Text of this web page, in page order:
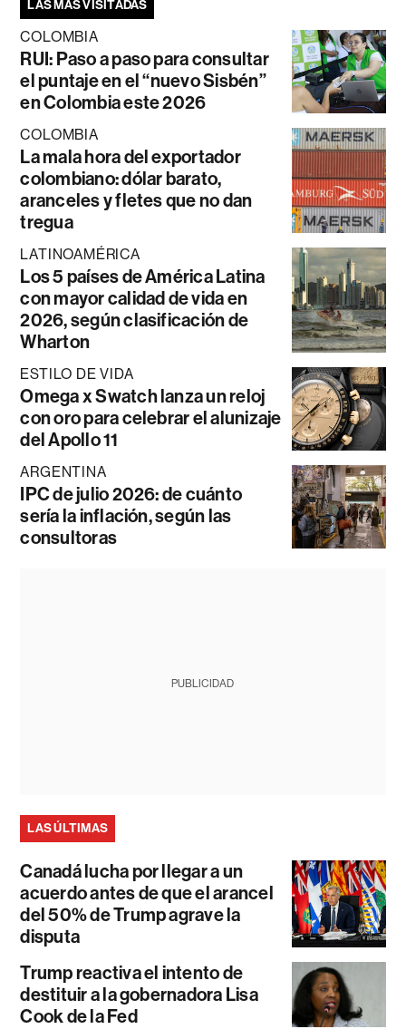
LAS MÁS VISITADAS
COLOMBIA
RUI: Paso a paso para consultar
el puntaje en el “nuevo Sisbén”
en Colombia este 2026
COLOMBIA
La mala hora del exportador
colombiano: dólar barato,
aranceles y fletes que no dan
tregua
LATINOAMÉRICA
Los 5 países de América Latina
con mayor calidad de vida en
2026, según clasificación de
Wharton
ESTILO DE VIDA
Omega x Swatch lanza un reloj
con oro para celebrar el alunizaje
del Apollo 11
ARGENTINA
IPC de julio 2026: de cuánto
sería la inflación, según las
consultoras
PUBLICIDAD
LAS ÚLTIMAS
Canadá lucha por llegar a un
acuerdo antes de que el arancel
del 50% de Trump agrave la
disputa
Trump reactiva el intento de
destituir a la gobernadora Lisa
Cook de la Fed